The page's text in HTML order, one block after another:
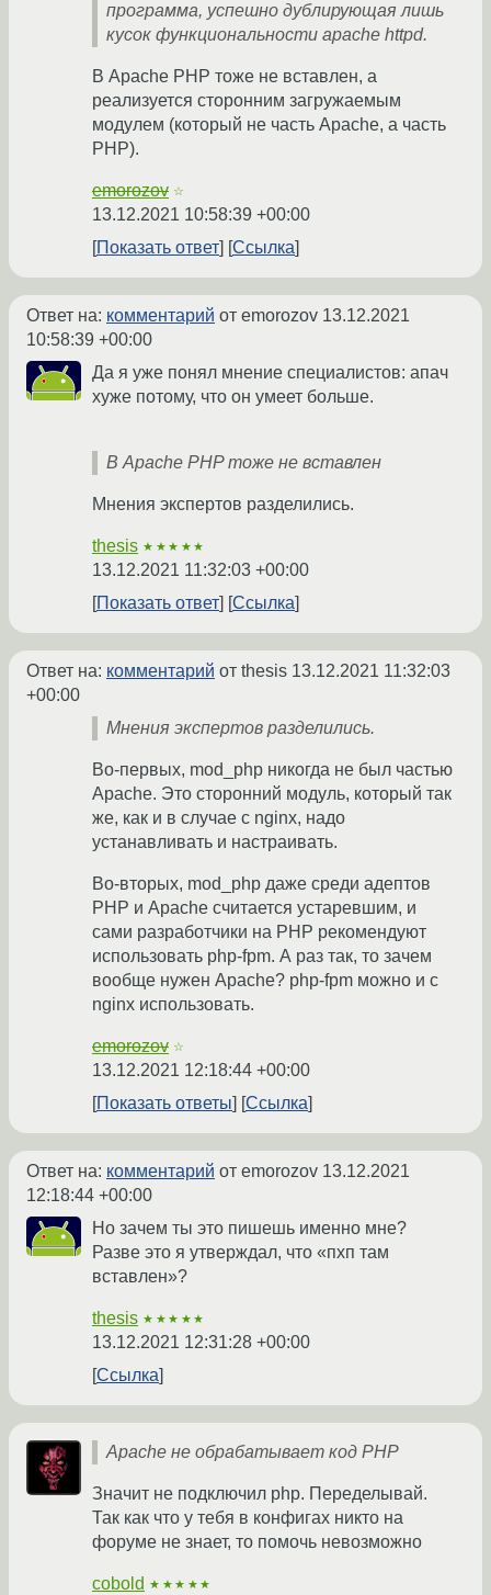
программа, успешно дублирующая лишь
кусок функциональности apache httpd.
В Apache PHP тоже не вставлен, а
реализуется сторонним загружаемым
модулем (который не часть Apache, а часть
PHP).
emorozov ☆
13.12.2021 10:58:39 +00:00
Показать ответ
Ссылка
Ответ на: комментарий от emorozov 13.12.2021
10:58:39 +00:00
Да я уже понял мнение специалистов: апач
хуже потому, что он умеет больше.
В Apache PHP тоже не вставлен
Мнения экспертов разделились.
thesis ★★★★★
13.12.2021 11:32:03 +00:00
Показать ответ
Ссылка
Ответ на: комментарий от thesis 13.12.2021 11:32:03
+00:00
Мнения экспертов разделились.
Во-первых, mod_php никогда не был частью
Apache. Это сторонний модуль, который так
же, как и в случае с nginx, надо
устанавливать и настраивать.
Во-вторых, mod_php даже среди адептов
PHP и Apache считается устаревшим, и
сами разработчики на PHP рекомендуют
использовать php-fpm. А раз так, то зачем
вообще нужен Apache? php-fpm можно и с
nginx использовать.
emorozov ☆
13.12.2021 12:18:44 +00:00
Показать ответы
Ссылка
Ответ на: комментарий от emorozov 13.12.2021
12:18:44 +00:00
Но зачем ты это пишешь именно мне?
Разве это я утверждал, что «пхп там
вставлен»?
thesis ★★★★★
13.12.2021 12:31:28 +00:00
Ссылка
Apache не обрабатывает код PHP
Значит не подключил php. Переделывай.
Так как что у тебя в конфигах никто на
форуме не знает, то помочь невозможно
cobold ★★★★★